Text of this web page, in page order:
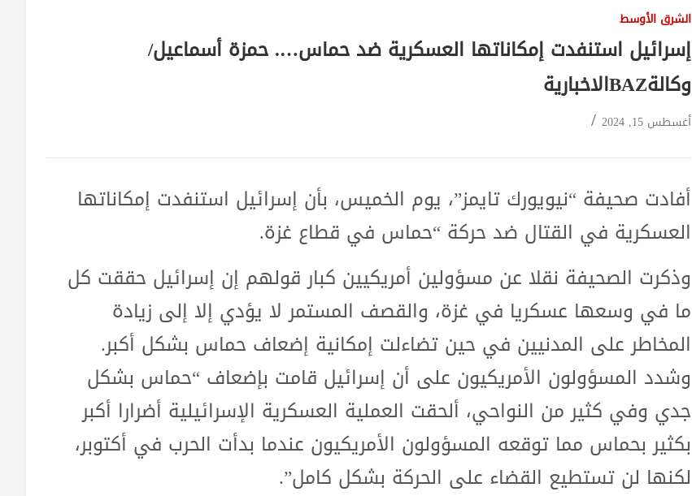
الشرق الأوسط
إسرائيل استنفدت إمكاناتها العسكرية ضد حماس…. حمزة أسماعيل/
وكالةBAZالاخبارية
أغسطس 15, 2024
أفادت صحيفة “نيويورك تايمز”، يوم الخميس، بأن إسرائيل استنفدت إمكاناتها
العسكرية في القتال ضد حركة “حماس في قطاع غزة.
وذكرت الصحيفة نقلا عن مسؤولين أمريكيين كبار قولهم إن إسرائيل حققت كل
ما في وسعها عسكريا في غزة، والقصف المستمر لا يؤدي إلا إلى زيادة
المخاطر على المدنيين في حين تضاءلت إمكانية إضعاف حماس بشكل أكبر.
وشدد المسؤولون الأمريكيون على أن إسرائيل قامت بإضعاف “حماس بشكل
جدي وفي كثير من النواحي، ألحقت العملية العسكرية الإسرائيلية أضرارا أكبر
بكثير بحماس مما توقعه المسؤولون الأمريكيون عندما بدأت الحرب في أكتوبر،
لكنها لن تستطيع القضاء على الحركة بشكل كامل”.